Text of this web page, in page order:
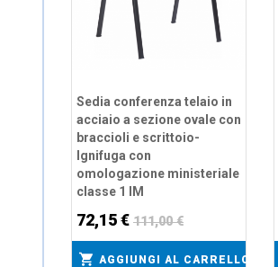
Sedia conferenza telaio in
acciaio a sezione ovale con
braccioli e scrittoio-
Ignifuga con
omologazione ministeriale
classe 1 IM
72,15 € 111,00 €
AGGIUNGI AL CARRELLO